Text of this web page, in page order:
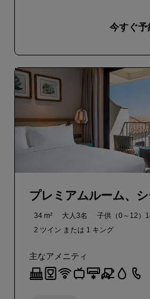
今すぐ
プレミアムルーム、
34 m² 大人3名
子供（0～12）1
2 ツイン または 1 キング
主なアメニティ